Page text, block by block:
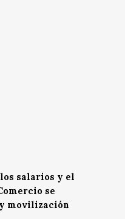
los salarios y el
se
movilización